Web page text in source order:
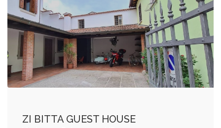
ZI BITTA GUEST HOUSE